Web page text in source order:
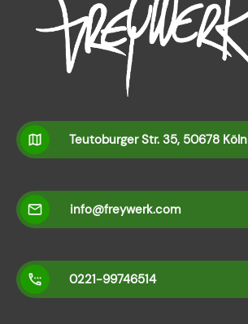
Teutoburger Str. 35, 50678 Köln
info@freywerk.com
0221-99746514